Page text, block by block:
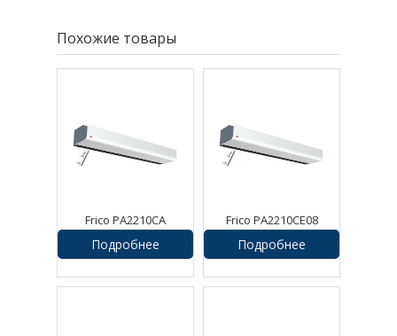
Похожие товары
Frico PA2210CA
Воздушная завеса
Подробнее
Frico PA2210CE08
Воздушная завеса
Подробнее